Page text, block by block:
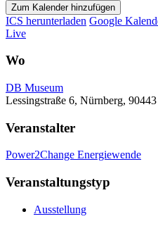
Zum Kalender hinzufügen
ICS herunterladen Google
Live
Wo
DB Museum
Lessingstraße 6, Nürnberg, 90443
Veranstalter
Power2Change Energiewende
Veranstaltungstyp
Ausstellung